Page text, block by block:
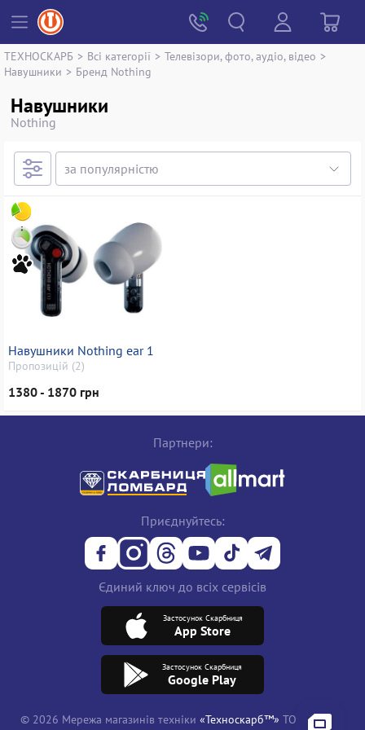
ТЕХНОСКАРБ > Всі категорії > Телевізори, фото, аудіо, відео >
Навушники > Бренд Nothing
Навушники
Nothing
Навушники Nothing ear 1
Пропозицій (2)
1380 - 1870 грн
Партнери:
Приєднуйтесь:
Єдиний ключ до всіх сервісів
Застосунок Скарбниця
App Store
Застосунок Скарбниця
Google Play
© 2026 Мережа магазинів техніки «Техноскарб™» ТОВ "ТРЕЙД